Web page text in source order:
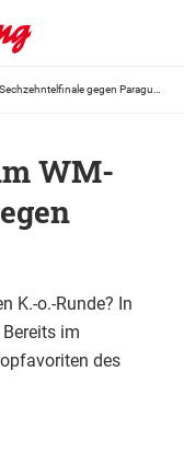
WM-
K.-o.-Runde? In
im
des